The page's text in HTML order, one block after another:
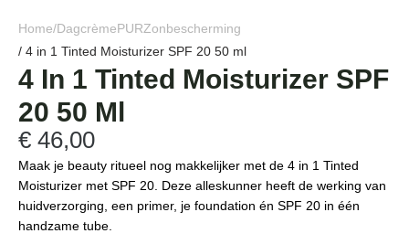
Home/DagcrèmePURZonbescherming
/ 4 in 1 Tinted Moisturizer SPF 20 50 ml
4 In 1 Tinted Moisturizer SPF
20 50 Ml
€ 46,00
Maak je beauty ritueel nog makkelijker met de 4 in 1 Tinted
Moisturizer met SPF 20. Deze alleskunner heeft de werking van
huidverzorging, een primer, je foundation én SPF 20 in één
handzame tube.